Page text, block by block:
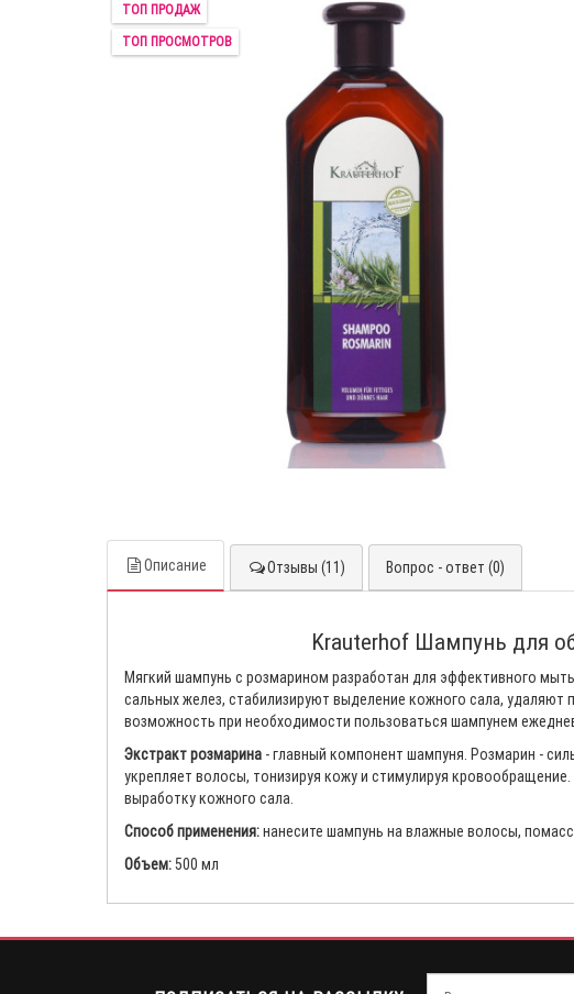
ТОП ПРОДАЖ
ТОП ПРОСМОТРОВ
Описание Отзывы (11) Вопрос - ответ (0)
Krauterhof Шампунь для
Мягкий шампунь с розмарином разработан для эффективного
сальных желез, стабилизируют выделение кожного сала,
возможность при необходимости пользоваться шампунем
Экстракт розмарина - главный компонент шампуня. Розмарин -
укрепляет волосы, тонизируя кожу и стимулируя
выработку кожного сала.
Способ применения:нанесите шампунь на влажные волосы,
Объем:500 мл